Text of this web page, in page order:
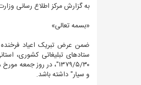
به گزارش مرکز اطلاع رسانی وزارت کشور، متن
«بسمه تعالی»
ضمن عرض تبریک اعیاد فرخنده
ستادهای تبلیغاتی کشوری،
و سیار" داشته باشد.